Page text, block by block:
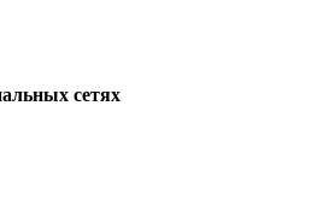
сетях